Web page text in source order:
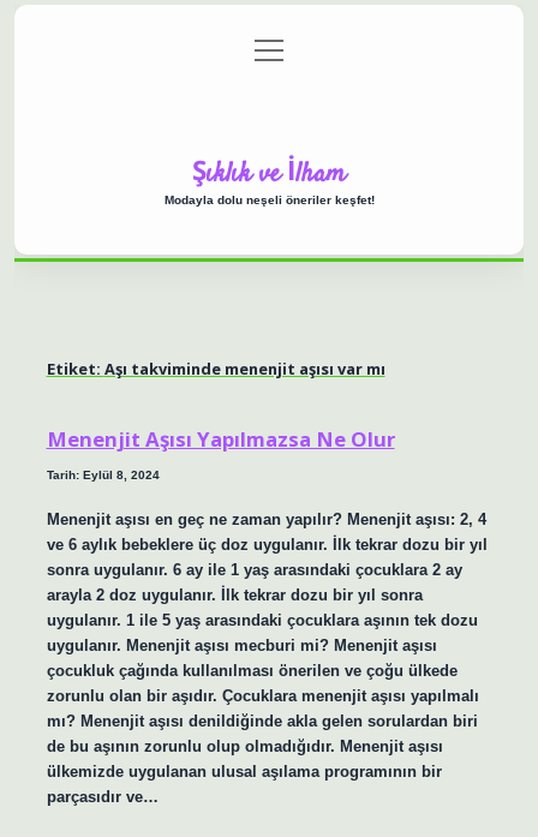
Gizlilik Politikası
menüyü
aç
Şıklık ve İlham
Modayla dolu neşeli öneriler keşfet!
Etiket: Aşı takviminde menenjit aşısı var mı
Menenjit Aşısı Yapılmazsa Ne Olur
Tarih: Eylül 8, 2024
Menenjit aşısı en geç ne zaman yapılır? Menenjit aşısı: 2, 4
ve 6 aylık bebeklere üç doz uygulanır. İlk tekrar dozu bir yıl
sonra uygulanır. 6 ay ile 1 yaş arasındaki çocuklara 2 ay
arayla 2 doz uygulanır. İlk tekrar dozu bir yıl sonra
uygulanır. 1 ile 5 yaş arasındaki çocuklara aşının tek dozu
uygulanır. Menenjit aşısı mecburi mi? Menenjit aşısı
çocukluk çağında kullanılması önerilen ve çoğu ülkede
zorunlu olan bir aşıdır. Çocuklara menenjit aşısı yapılmalı
mı? Menenjit aşısı denildiğinde akla gelen sorulardan biri
de bu aşının zorunlu olup olmadığıdır. Menenjit aşısı
ülkemizde uygulanan ulusal aşılama programının bir
parçasıdır ve…